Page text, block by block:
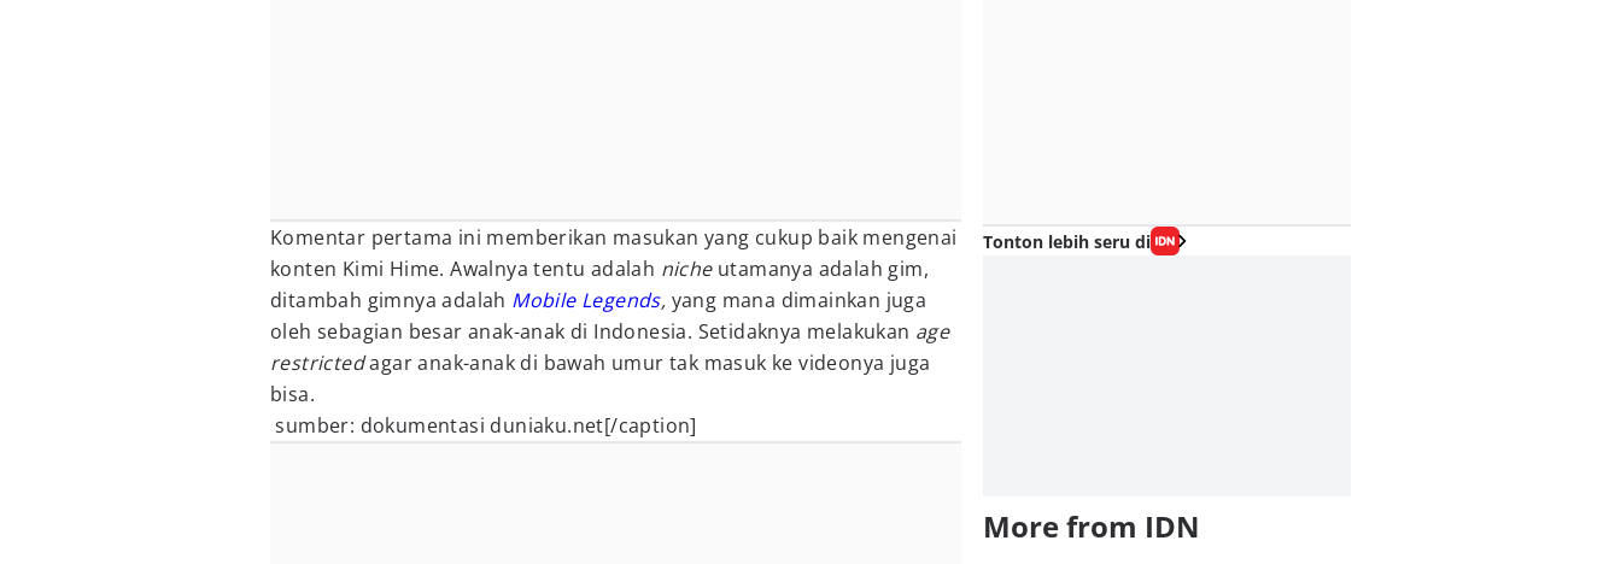
Komentar pertama ini memberikan masukan yang cukup baik mengenai
konten Kimi Hime. Awalnya tentu adalah niche utamanya adalah gim,
ditambah gimnya adalah Mobile Legends, yang mana dimainkan juga
oleh sebagian besar anak-anak di Indonesia. Setidaknya melakukan age
restrictedagar anak-anak di bawah umur tak masuk ke videonya juga
bisa.
sumber: dokumentasi duniaku.net[/caption]
Tonton lebih seru di
More from IDN